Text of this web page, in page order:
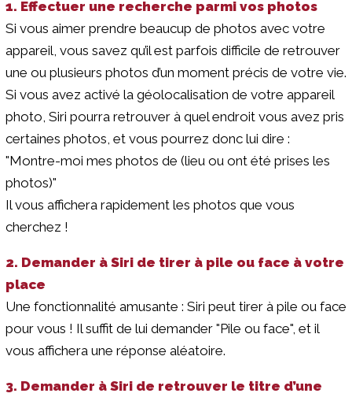
1. Effectuer une recherche parmi vos photos
Si vous aimer prendre beaucup de photos avec votre
appareil, vous savez qu’il est parfois difficile de retrouver
une ou plusieurs photos d’un moment précis de votre vie.
Si vous avez activé la géolocalisation de votre appareil
photo, Siri pourra retrouver à quel endroit vous avez pris
certaines photos, et vous pourrez donc lui dire :
"Montre-moi mes photos de (lieu ou ont été prises les
photos)"
Il vous affichera rapidement les photos que vous
cherchez !
2. Demander à Siri de tirer à pile ou face à votre
place
Une fonctionnalité amusante : Siri peut tirer à pile ou face
pour vous ! Il suffit de lui demander "Pile ou face", et il
vous affichera une réponse aléatoire.
3. Demander à Siri de retrouver le titre d’une